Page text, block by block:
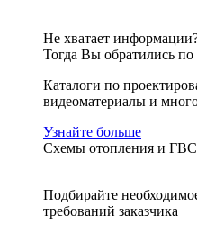
Не хватает
Тогда Вы обратились по
Каталоги по
видеоматериалы и
Узнайте больше
Схемы отопления и ГВС
Подбирайте
требований заказчика